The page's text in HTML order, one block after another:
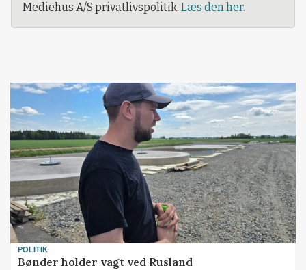
Mediehus A/S privatlivspolitik. Læs den her.
POLITIK
Bønder holder vagt ved Rusland